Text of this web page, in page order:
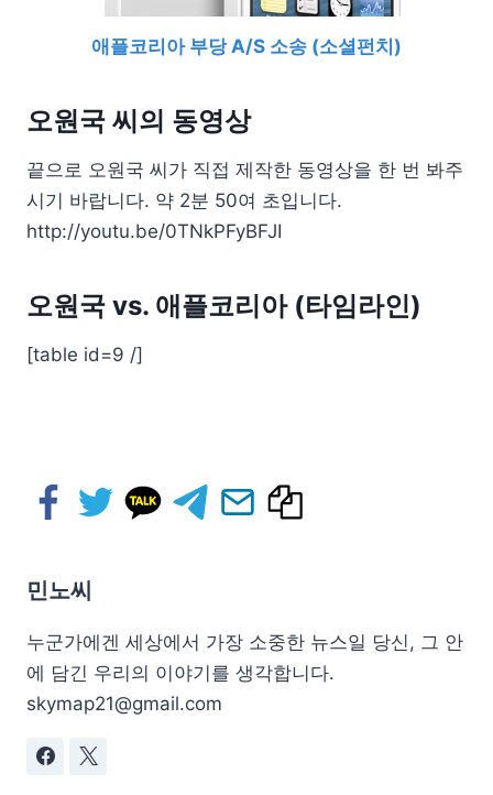
애플코리아 부당 A/S 소송 (소셜펀치)
오원국 씨의 동영상
끝으로 오원국 씨가 직접 제작한 동영상을 한 번 봐주
시기 바랍니다. 약 2분 50여 초입니다.
http://youtu.be/0TNkPFyBFJI
오원국 vs. 애플코리아 (타임라인)
[table id=9 /]
민노씨
누군가에겐 세상에서 가장 소중한 뉴스일 당신, 그 안
에 담긴 우리의 이야기를 생각합니다.
skymap21@gmail.com